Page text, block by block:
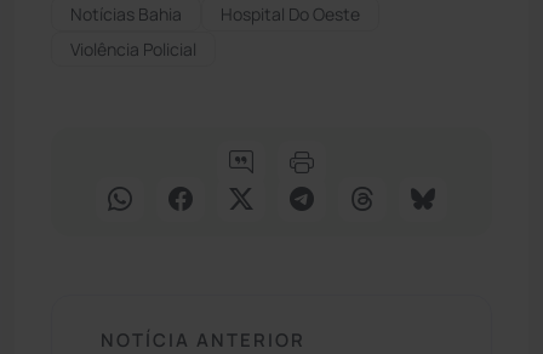
Notícias Bahia
Hospital Do Oeste
Violência Policial
NOTÍCIA ANTERIOR